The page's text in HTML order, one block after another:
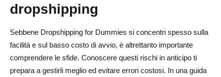
dropshipping
Sebbene Dropshipping for Dummies si concentri spesso sulla
facilità e sul basso costo di avvio, è altrettanto importante
comprendere le sfide. Conoscere questi rischi in anticipo ti
prepara a gestirli meglio ed evitare errori costosi. In una guida